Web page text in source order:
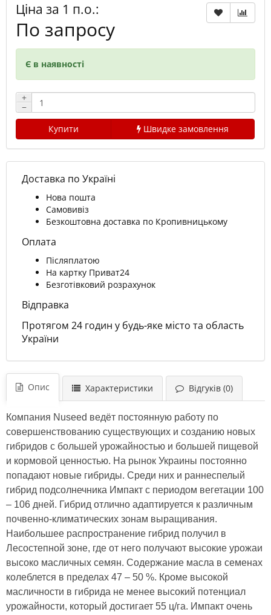
Ціна за 1 п.о.:
По запросу
Є в наявності
+
−
Купити
Швидке замовлення
Доставка по Україні
Нова пошта
Самовивіз
Безкоштовна доставка по Кропивницькому
Оплата
Післяплатою
На картку Приват24
Безготівковий розрахунок
Відправка
Протягом 24 годин у будь-яке місто та область
України
Опис Характеристики Відгуків (0)
Компания Nuseed ведёт постоянную работу по
совершенствованию существующих и созданию новых
гибридов с большей урожайностью и большей пищевой
и кормовой ценностью. На рынок Украины постоянно
попадают новые гибриды. Среди них и раннеспелый
гибрид подсолнечника Импакт с периодом вегетации 100
– 106 дней. Гибрид отлично адаптируется к различным
почвенно-климатических зонам выращивания.
Наибольшее распространение гибрид получил в
Лесостепной зоне, где от него получают высокие урожаи
высоко масличных семян. Содержание масла в семенах
колеблется в пределах 47 – 50 %. Кроме высокой
масличности в гибрида не менее высокий потенциал
урожайности, который достигает 55 ц/га. Импакт очень